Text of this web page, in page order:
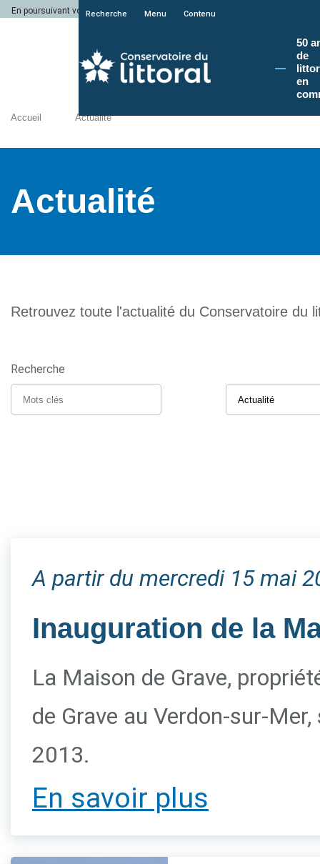
En poursuivant votre navigation sur le site du Conservatoire du littoral, vous
Recherche Menu Contenu
50
de
en
Accueil Actualité
Actualité
Retrouvez toute l'actualité du Conservatoire du
Recherche
A partir du mercredi 15 mai
Inauguration de la
La Maison de Grave,
de Grave au Verdon-sur-
2013.
En savoir plus